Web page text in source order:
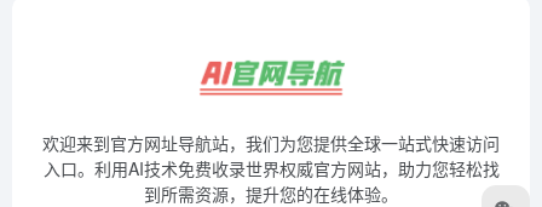
欢迎来到官方网址导航站，我们为您提供全球一站式快速访问
入口。利用AI技术免费收录世界权威官方网站，助力您轻松找
到所需资源，提升您的在线体验。